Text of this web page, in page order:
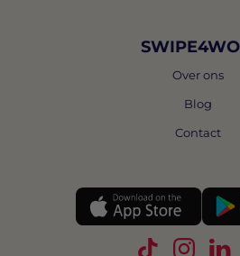
Over ons
Blog
Contact